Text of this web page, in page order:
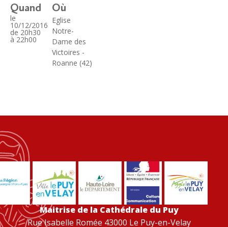
Quand
le
10/12/2016
de 20h30
à 22h00
Où
Eglise
Notre-
Dame des
Victoires -
Roanne (42)
Maitrise de la Cathédrale du Puy
Rue Isabelle Romée 43000 Le Puy-en-Velay